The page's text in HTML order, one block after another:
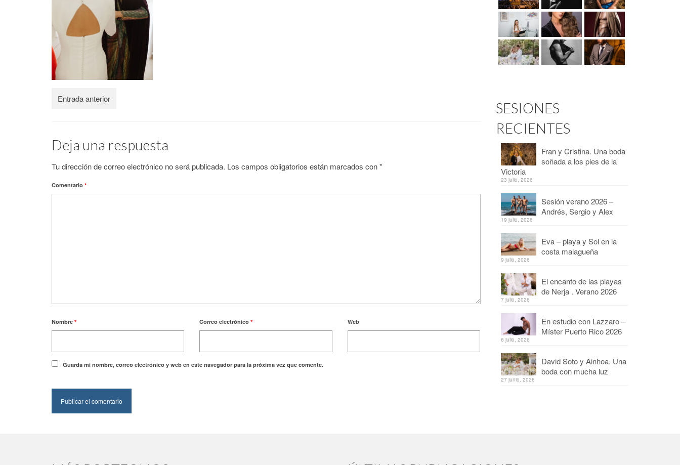
Entrada anterior
Deja una respuesta
Tu dirección de correo electrónico no será publicada. Los campos obligatorios están marcados con*
Comentario *
Nombre * Correo electrónico* Web
Guarda mi nombre, correo electrónico y web en este navegador para la próxima vez que comente.
SESIONES
RECIENTES
Fran y Cristina. Una boda
soñada a los pies de la
Victoria
23 julio, 2026
Sesión verano 2026 –
Andrés, Sergio y Alex
19 julio, 2026
Eva – playa y Sol en la
costa malagueña
9 julio, 2026
El encanto de las playas
de Nerja . Verano 2026
7 julio, 2026
En estudio con Lazzaro –
Míster Puerto Rico 2026
6 julio, 2026
David Soto y Ainhoa. Una
boda con mucha luz
27 junio, 2026